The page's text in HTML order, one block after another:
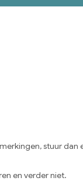
stuur dan
en verder niet.